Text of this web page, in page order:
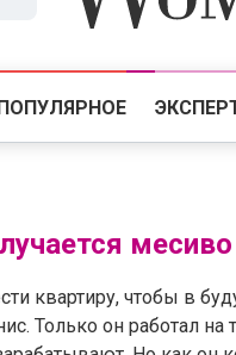
месиво
квартиру, чтобы в
Только он работал на